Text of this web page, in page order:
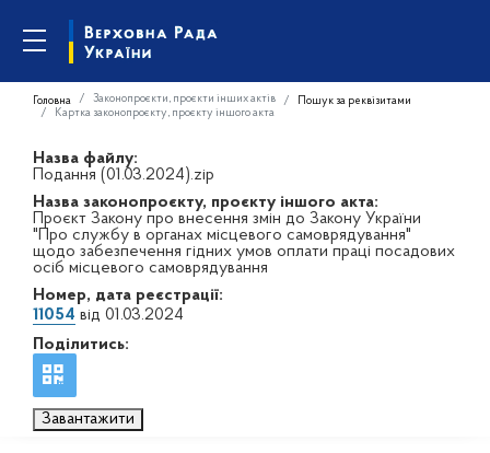
Головна Законопроєкти, проєкти інших актів
Пошук за реквізитами
Картка законопроєкту, проєкту іншого акта
Назва файлу:
Подання (01.03.2024).zip
Назва законопроєкту, проєкту іншого акта:
Проєкт Закону про внесення змін до Закону України
"Про службу в органах місцевого самоврядування"
щодо забезпечення гідних умов оплати праці посадових
осіб місцевого самоврядування
Номер, дата реєстрації:
11054 від 01.03.2024
Поділитись:
Завантажити